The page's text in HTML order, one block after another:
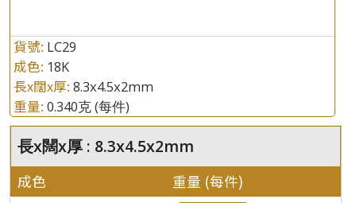
貨號: LC29
成色: 18K
長x闊x厚: 8.3x4.5x2mm
重量: 0.340克(每件)
長x闊x厚 : 8.3x4.5x2mm
成色 重量 (每件)